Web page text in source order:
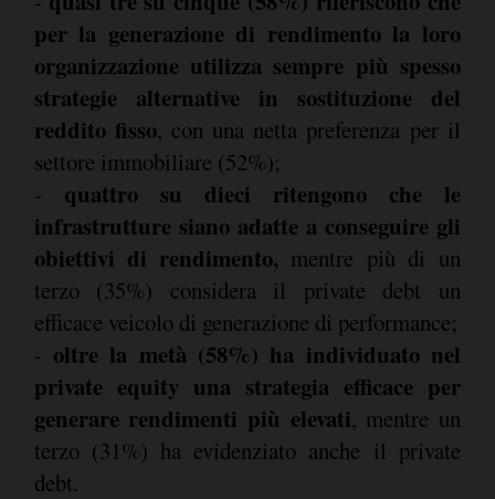
per la generazione di rendimento la loro
organizzazione utilizza sempre più spesso
strategie alternative in sostituzione del
reddito fisso, con una netta preferenza per il
settore immobiliare (52%);
- quattro su dieci ritengono che le
infrastrutture siano adatte a conseguire gli
obiettivi di rendimento, mentre più di un
terzo (35%) considera il private debt un
efficace veicolo di generazione di performance;
- oltre la metà (58%) ha individuato nel
private equity una strategia efficace per
generare rendimenti più elevati, mentre un
terzo (31%) ha evidenziato anche il private
debt.